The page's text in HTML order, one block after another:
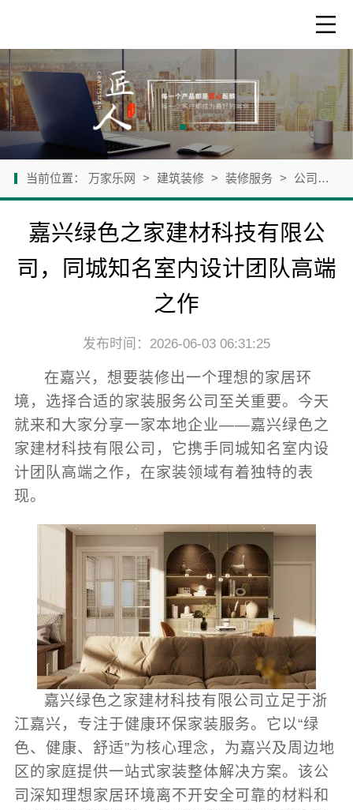
当前位置： 万家乐网 > 建筑装修 > 装修服务 > 公司新闻
嘉兴绿色之家建材科技有限公
司，同城知名室内设计团队高端
之作
发布时间：2026-06-03 06:31:25
在嘉兴，想要装修出一个理想的家居环
境，选择合适的家装服务公司至关重要。今天
就来和大家分享一家本地企业——嘉兴绿色之
家建材科技有限公司，它携手同城知名室内设
计团队高端之作，在家装领域有着独特的表
现。
嘉兴绿色之家建材科技有限公司立足于浙
江嘉兴，专注于健康环保家装服务。它以“绿
色、健康、舒适”为核心理念，为嘉兴及周边地
区的家庭提供一站式家装整体解决方案。该公
司深知理想家居环境离不开安全可靠的材料和